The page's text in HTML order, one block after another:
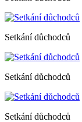
Setkání důchodců
Setkání důchodců
Setkání důchodců